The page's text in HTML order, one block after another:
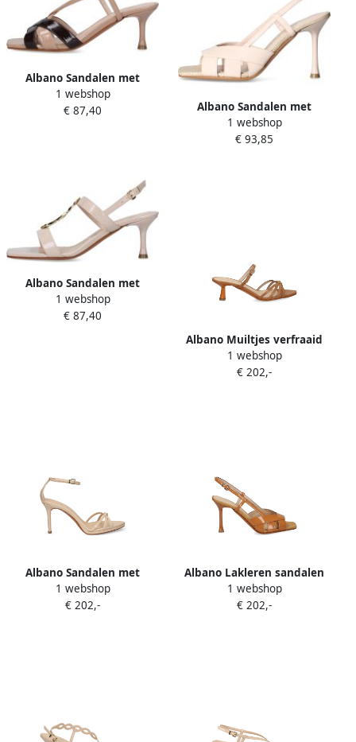
Albano Sandalen met
hakken 5539
1 webshop
€ 87,40
Albano Sandalen met
hakken 5605
1 webshop
€ 93,85
Albano Sandalen met
hakken 5578
1 webshop
€ 87,40
Albano Muiltjes verfraaid
met gesp Beige
1 webshop
€ 202,-
Albano Sandalen met
gekruiste bandjes Beige
1 webshop
€ 202,-
Albano Lakleren sandalen
Beige
1 webshop
€ 202,-